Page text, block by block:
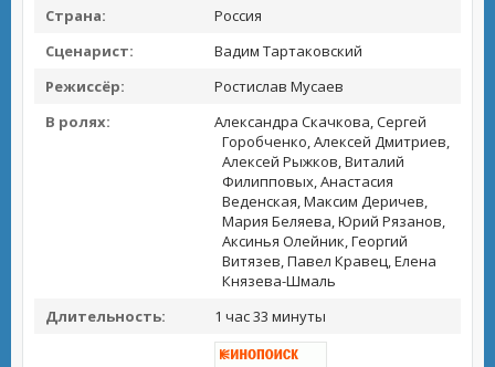
Страна:
Россия
Сценарист:
Вадим Тартаковский
Режиссёр:
Ростислав Мусаев
В ролях:
Александра Скачкова, Сергей
Горобченко, Алексей Дмитриев,
Алексей Рыжков, Виталий
Филипповых, Анастасия
Веденская, Максим Деричев,
Мария Беляева, Юрий Рязанов,
Аксинья Олейник, Георгий
Витязев, Павел Кравец, Елена
Князева-Шмаль
Длительность:
1 час 33 минуты